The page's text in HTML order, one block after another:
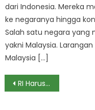
dari Indonesia. Mereka
ke negaranya hingga
Salah satu negara yang
yakni Malaysia.
Malaysia […]
Post
RI Harus Kebut Investasi Kilang Minyak, Ini Untungnya!